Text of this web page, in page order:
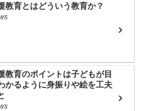
教育とはどういう教育か？
教育のポイントは子どもが目
かるように身振りや絵を工夫